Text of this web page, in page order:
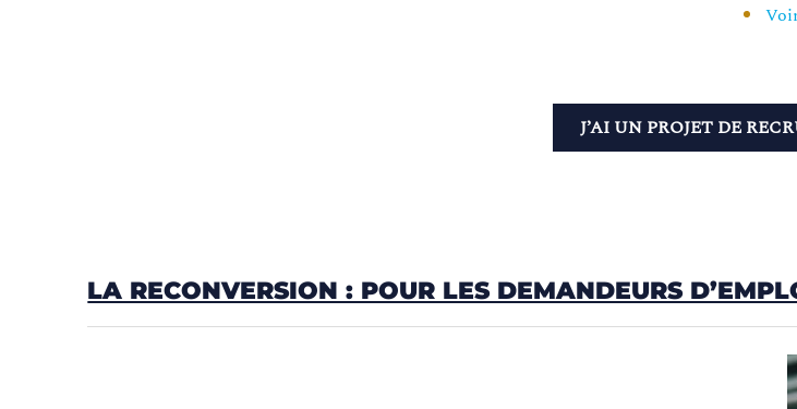
J’AI UN PROJET DE
LA RECONVERSION : POUR LES DEMANDEURS